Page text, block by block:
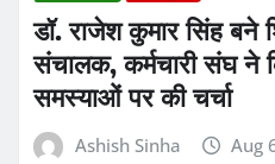
डॉ. राजेश कुमार सिंह बने
संचालक, कर्मचारी संघ ने
समस्याओं पर की चर्चा
Ashish Sinha Aug